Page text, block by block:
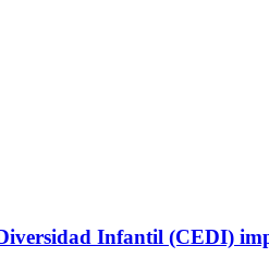
Infantil (CEDI)